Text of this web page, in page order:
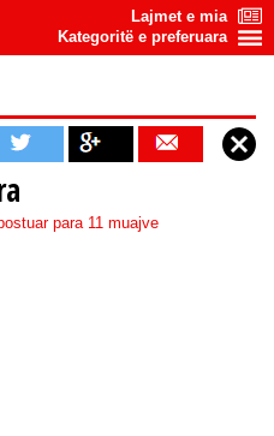
Lajmet e mia
Kategoritë e preferuara
para 11 muajve